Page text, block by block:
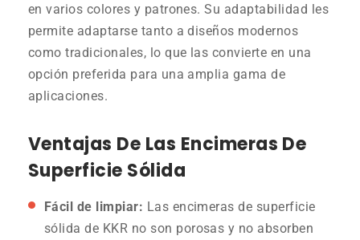
en varios colores y patrones. Su adaptabilidad les
permite adaptarse tanto a diseños modernos
como tradicionales, lo que las convierte en una
opción preferida para una amplia gama de
aplicaciones.
Ventajas De Las Encimeras De
Superficie Sólida
Fácil de limpiar: Las encimeras de superficie
sólida de KKR no son porosas y no absorben